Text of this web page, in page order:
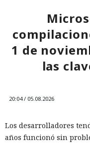
1 de
las
20:04 / 05.08.2026
Los desarrolladores
años funcionó sin